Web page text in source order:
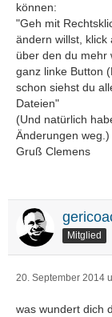
können:
"Geh mit
ändern willst, klick
über den du mehr
ganz linke Button
schon siehst du
Dateien"
(Und natürlich
Änderungen weg.)
Gruß Clemens
Mitglied
20. September 2014
was wundert dich